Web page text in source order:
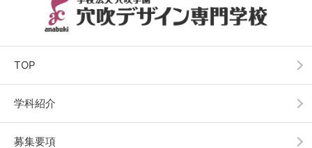
TOP
学科紹介
募集要項